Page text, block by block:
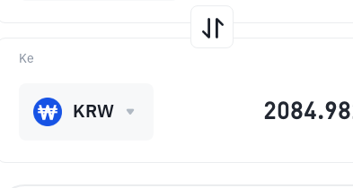
Ke
KRW